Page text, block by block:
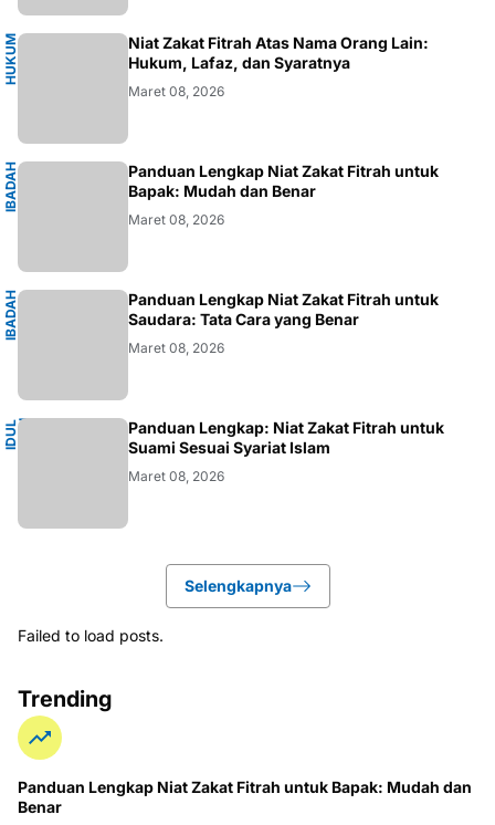
H
U
KU
M
I
S
L
AM
Niat Zakat Fitrah Atas Nama Orang Lain:
Hukum, Lafaz, dan Syaratnya
Maret 08, 2026
I
B
A
D
H
I
S
L
A
Panduan Lengkap Niat Zakat Fitrah untuk
Bapak: Mudah dan Benar
Maret 08, 2026
I
B
A
D
H
I
S
L
A
Panduan Lengkap Niat Zakat Fitrah untuk
Saudara: Tata Cara yang Benar
Maret 08, 2026
I
D
U
L
F
I
T
RI
Panduan Lengkap: Niat Zakat Fitrah untuk
Suami Sesuai Syariat Islam
Maret 08, 2026
Selengkapnya
Failed to load posts.
Trending
Panduan Lengkap Niat Zakat Fitrah untuk Bapak: Mudah dan
Benar